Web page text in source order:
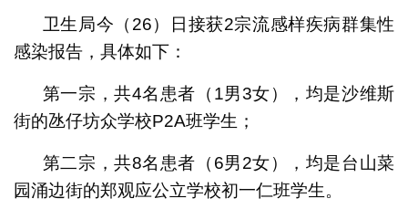
卫生局今（26）日接获2宗流感样疾病群集性
感染报告，具体如下：
第一宗，共4名患者（1男3女），均是沙维斯
街的氹仔坊众学校P2A班学生；
第二宗，共8名患者（6男2女），均是台山菜
园涌边街的郑观应公立学校初一仁班学生。